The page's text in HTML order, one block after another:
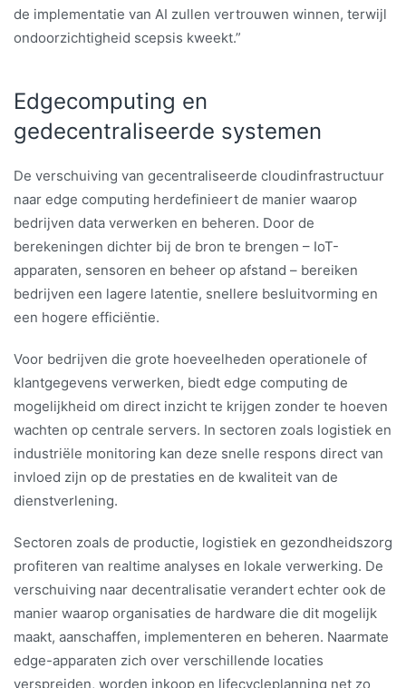
de implementatie van AI zullen vertrouwen winnen, terwijl
ondoorzichtigheid scepsis kweekt.”
Edgecomputing en
gedecentraliseerde systemen
De verschuiving van gecentraliseerde cloudinfrastructuur
naar edge computing herdefinieert de manier waarop
bedrijven data verwerken en beheren. Door de
berekeningen dichter bij de bron te brengen – IoT-
apparaten, sensoren en beheer op afstand – bereiken
bedrijven een lagere latentie, snellere besluitvorming en
een hogere efficiëntie.
Voor bedrijven die grote hoeveelheden operationele of
klantgegevens verwerken, biedt edge computing de
mogelijkheid om direct inzicht te krijgen zonder te hoeven
wachten op centrale servers. In sectoren zoals logistiek en
industriële monitoring kan deze snelle respons direct van
invloed zijn op de prestaties en de kwaliteit van de
dienstverlening.
Sectoren zoals de productie, logistiek en gezondheidszorg
profiteren van realtime analyses en lokale verwerking. De
verschuiving naar decentralisatie verandert echter ook de
manier waarop organisaties de hardware die dit mogelijk
maakt, aanschaffen, implementeren en beheren. Naarmate
edge-apparaten zich over verschillende locaties
verspreiden, worden inkoop en lifecycleplanning net zo